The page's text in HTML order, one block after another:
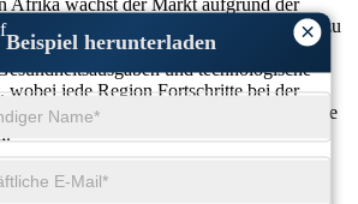
×
Beispiel herunterladen
Afrika wächst der Markt aufgrund der
und des besseren Zugangs zu
Nachfrage wird durch Faktoren wie
und technologische
wobei jede Region Fortschritte bei der
macht, um enterovirale Ausbrüche